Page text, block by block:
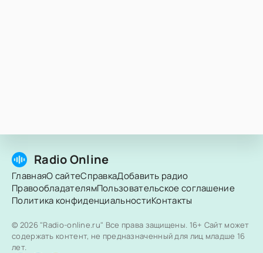
Radio Online
ГлавнаяО сайтеСправкаДобавить радио
ПравообладателямПользовательское соглашение
Политика конфиденциальностиКонтакты
© 2026 "Radio-online.ru" Все права защищены. 16+ Сайт может
содержать контент, не предназначенный для лиц младше 16
лет.